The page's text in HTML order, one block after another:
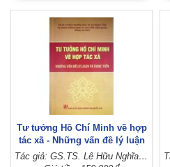
Tư tưởng Hồ Chí Minh về hợp
tác xã - Những vấn đề lý luận
và thực tiễn
Tác giả: GS.TS. Lê Hữu Nghĩa - PGS.TS. Tạ Ngọc Tấn – TS. Đinh Thế Huynh - TS. Nguyễn Tiến Quân (Đồng chủ biên)